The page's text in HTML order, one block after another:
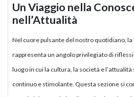
Un Viaggio nella
nell’Attualità
Nel cuore pulsante del nostro quotidiano,
rappresenta un angolo privilegiato di
luogo in cui la cultura, la società e
continuo e stimolante. Questa sezione si